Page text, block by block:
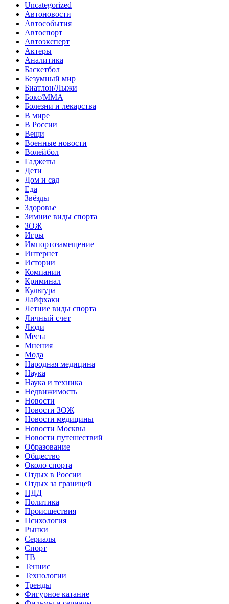
Uncategorized
Автоновости
Автособытия
Автоспорт
Автоэксперт
Актеры
Аналитика
Баскетбол
Безумный мир
Биатлон/Лыжи
Бокс/MMA
Болезни и лекарства
В мире
В России
Вещи
Военные новости
Волейбол
Гаджеты
Дети
Дом и сад
Еда
Звёзды
Здоровье
Зимние виды спорта
ЗОЖ
Игры
Импортозамещение
Интернет
Истории
Компании
Криминал
Культура
Лайфхаки
Летние виды спорта
Личный счет
Люди
Места
Мнения
Мода
Народная медицина
Наука
Наука и техника
Недвижимость
Новости
Новости ЗОЖ
Новости медицины
Новости Москвы
Новости путешествий
Образование
Общество
Около спорта
Отдых в России
Отдых за границей
ПДД
Политика
Происшествия
Психология
Рынки
Сериалы
Спорт
ТВ
Теннис
Технологии
Тренды
Фигурное катание